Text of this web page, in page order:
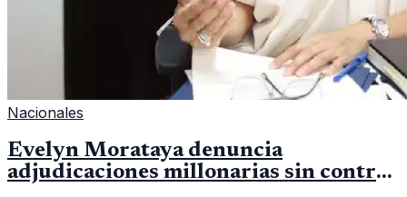
Nacionales
Evelyn Morataya denuncia
adjudicaciones millonarias sin control